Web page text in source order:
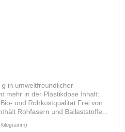
g in umweltfreundlicher
mehr in der Plastikdose Inhalt:
und Rohkostqualität Frei von
Rohfasern und Ballaststoffe...